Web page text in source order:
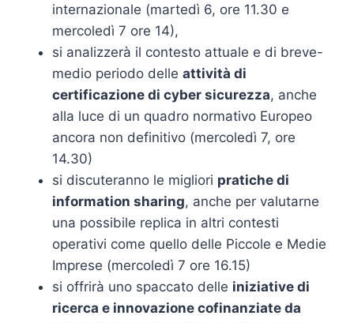
internazionale (martedì 6, ore 11.30 e
mercoledì 7 ore 14),
si analizzerà il contesto attuale e di breve-
medio periodo delle attività di
certificazione di cyber sicurezza, anche
alla luce di un quadro normativo Europeo
ancora non definitivo (mercoledì 7, ore
14.30)
si discuteranno le migliori pratiche di
information sharing, anche per valutarne
una possibile replica in altri contesti
operativi come quello delle Piccole e Medie
Imprese (mercoledì 7 ore 16.15)
si offrirà uno spaccato delle iniziative di
ricerca e innovazione cofinanziate da